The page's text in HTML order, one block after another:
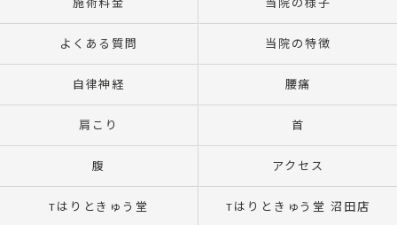
よくある質問 当院の特徴
自律神経 腰痛
肩こり 首
腹 アクセス
Tはりときゅう堂 Tはりときゅう堂 沼田店